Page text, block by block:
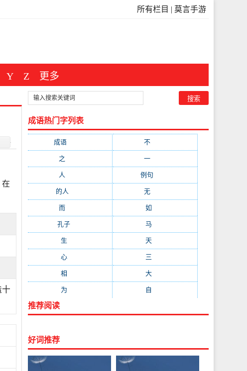
所有栏目 | 莫言手游
Y Z 更多
在
成语热门字列表
成语 不(371)
之 一(209)
人 例句
的人 无(123)
而 如
孔子 马
生 天
心(85) 三
相 大
为 自
推荐阅读
好词推荐